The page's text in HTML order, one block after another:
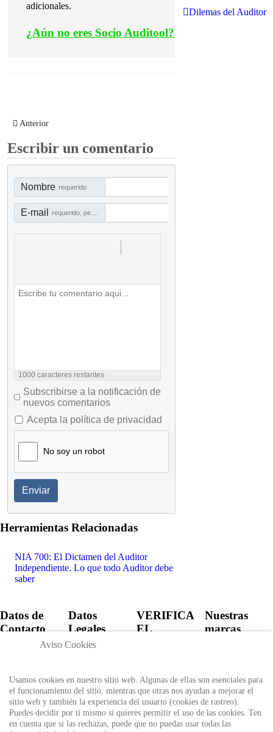
adicionales.
¿Aún no eres Socio Auditool?
Artículo anterior: Checklist - NIA 810 - Encargos para informar sobre
Anterior
Escribir un comentario
Nombre requerido
E-mail
1000 caracteres restantes
Subscribirse a la notificación de
nuevos comentarios
Acepta la política de privacidad
No soy un robot
Enviar
Herramientas Relacionadas
NIA 700: El Dictamen del Auditor
Independiente. Lo que todo Auditor debe
saber
Dilemas del Auditor
Datos de
Contacto
6818530
+57 311
8666327 - 323
6964227
Datos
Legales
Política de
Uso
Autorización
de
VERIFICA
EL
certificado
expedido por
Auditool usando
el ID único
Nuestras
marcas
Aviso Cookies
Usamos cookies en nuestro sitio web. Algunas de ellas son esenciales para
el funcionamiento del sitio, mientras que otras nos ayudan a mejorar el
sitio web y también la experiencia del usuario (cookies de rastreo).
Puedes decidir por ti mismo si quieres permitir el uso de las cookies. Ten
en cuenta que si las rechazas, puede que no puedas usar todas las